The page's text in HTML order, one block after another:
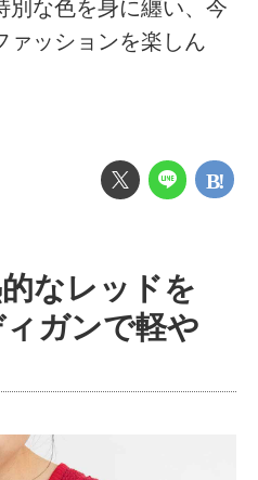
別な色を身に纏い、今
ァッションを楽しん
的なレッドを
ガンで軽や